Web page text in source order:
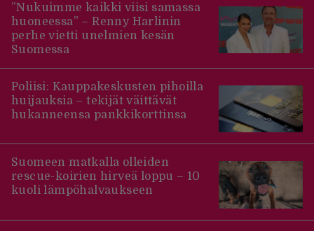
”Nukuimme kaikki viisi samassa
huoneessa” – Renny Harlinin
perhe vietti unelmien kesän
Suomessa
Poliisi: Kauppakeskusten pihoilla
huijauksia – tekijät väittävät
hukanneensa pankkikorttinsa
Suomeen matkalla olleiden
rescue-koirien hirveä loppu – 10
kuoli lämpöhalvaukseen